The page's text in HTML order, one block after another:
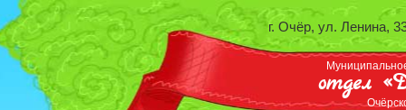
отдел
г. Очёр, ул. Ленина,